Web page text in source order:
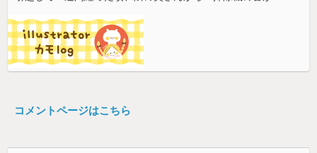
コメントページはこちら